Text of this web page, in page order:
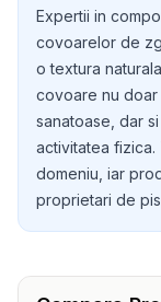
Expertii in
covoarelor de
o textura
covoare nu doar
sanatoase, dar
activitatea fizica.
domeniu, iar
proprietari de